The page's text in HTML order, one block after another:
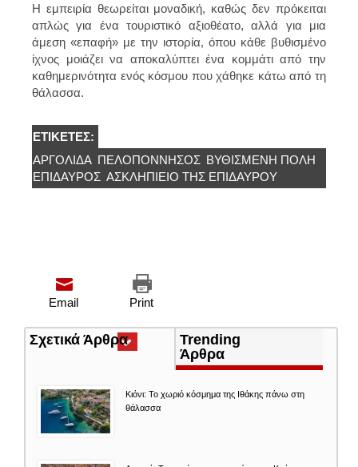
Η εμπειρία θεωρείται μοναδική, καθώς δεν πρόκειται
απλώς για ένα τουριστικό αξιοθέατο, αλλά για μια
άμεση «επαφή» με την ιστορία, όπου κάθε βυθισμένο
ίχνος μοιάζει να αποκαλύπτει ένα κομμάτι από την
καθημερινότητα ενός κόσμου που χάθηκε κάτω από τη
θάλασσα.
ΕΤΙΚΈΤΕΣ:
ΑΡΓΟΛΊΔΑ ΠΕΛΟΠΟΝΝΗΣΟΣ ΒΥΘΙΣΜΈΝΗ ΠΌΛΗ
ΕΠΊΔΑΥΡΟΣ ΑΣΚΛΗΠΙΕΊΟ ΤΗΣ ΕΠΙΔΑΎΡΟΥ
Print
Email
Σχετικά Άρθρα(ενεργή
καρτέλα)
Trending
Άρθρα
Κιόνι: Το χωριό κόσμημα της Ιθάκης πάνω στη
θάλασσα